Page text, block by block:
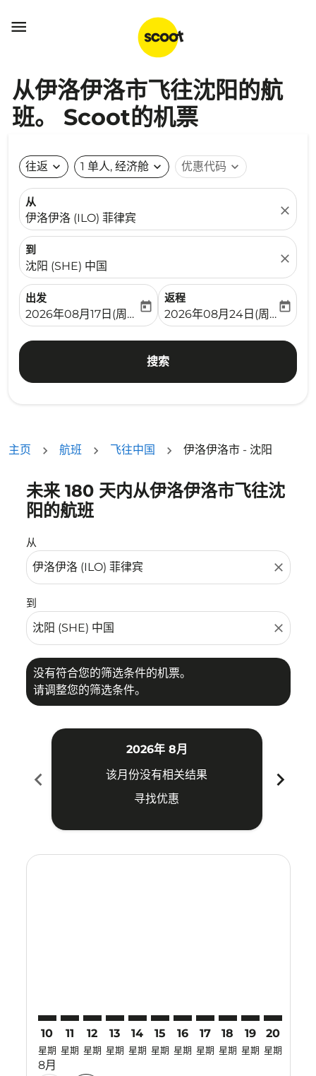

从伊洛伊洛市飞往沈阳的航
班。 Scoot的机票
往返 expand_more 1 单人, 经济舱 expand_more 优惠代码 expand_more
从
伊洛伊洛 (ILO) 菲律宾
close
到
沈阳 (SHE) 中国
close
出发
fc-booking-departure-date-aria-label
2026年08月17日(周一)
today
返程
fc-booking-return-date-
2026年08月24日(周一)
today
搜索
主页 航班 飞往中国 伊洛伊洛市 - 沈阳
未来 180 天内从伊洛伊洛市飞往沈
阳的航班
从
close
到
close
没有符合您的筛选条件的机票。
请调整您的筛选条件。
没有符合您的筛选条件的机票。请调整您的筛选条件。
chevron_left
2026年 8月
该月份没有相关结果
寻找优惠
chevron_right
10
星期
8月
11
星期
12
星期
13
星期
14
星期
15
星期
16
星期
17
星期
18
星期
19
星期
20
星期